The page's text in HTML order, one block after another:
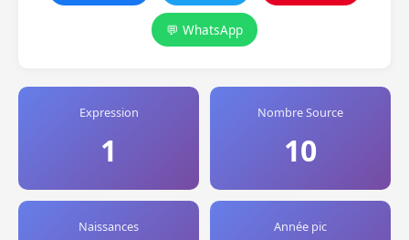
💬 WhatsApp
Expression
1
Nombre Source
10
Naissances Année pic